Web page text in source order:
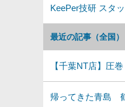
最近の記事（全国）
【千葉NT店】圧
帰ってきた青島
KeePer技研 スタ